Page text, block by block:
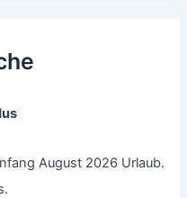
August 2026 Urlaub.